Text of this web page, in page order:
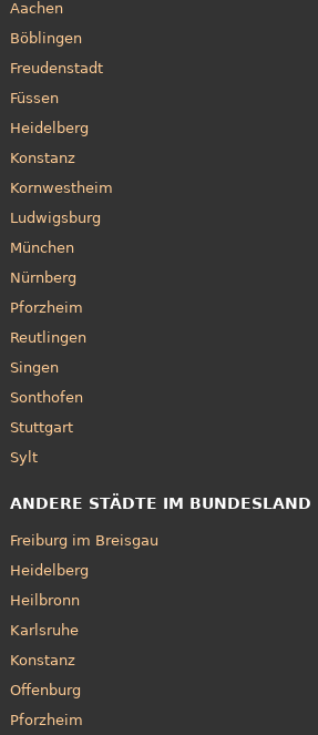
Aachen
Böblingen
Freudenstadt
Füssen
Heidelberg
Konstanz
Kornwestheim
Ludwigsburg
München
Nürnberg
Pforzheim
Reutlingen
Singen
Sonthofen
Stuttgart
Sylt
ANDERE STÄDTE IM BUNDESLAND
Freiburg im Breisgau
Heidelberg
Heilbronn
Karlsruhe
Konstanz
Offenburg
Pforzheim